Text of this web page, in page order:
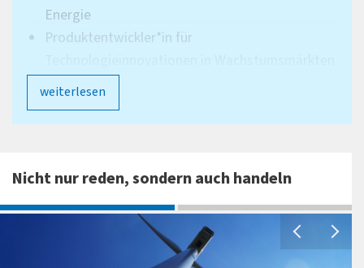
Energie
Produktentwickler*in für
Wissenschaftliche Mitarbeiter*in der Forschung
Energie-/Nachhaltigkeitsmanager*in
Consultant für Energie- und Umweltfragen aller
Führungskraft in den verschiedenen
und viele andere
In welchen Branchen kannst Du arbeiten?
weiterlesen
Nicht nur reden, sondern auch handeln